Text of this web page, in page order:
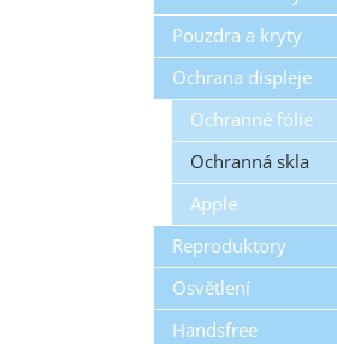
Pouzdra a kryty
Ochrana displeje
Ochranné fólie
Ochranná skla
Apple
Reproduktory
Osvětlení
Handsfree